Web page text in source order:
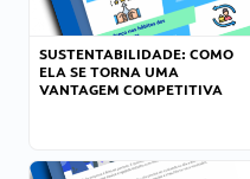
SUSTENTABILIDADE: COMO
ELA SE TORNA UMA
VANTAGEM COMPETITIVA